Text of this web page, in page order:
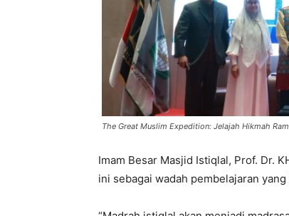
The Great Muslim Expedition: Jelajah Hikmah
Imam Besar Masjid Istiqlal, Prof. Dr.
ini sebagai wadah pembelajaran